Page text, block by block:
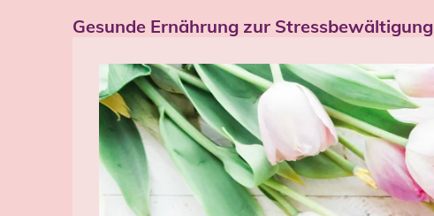
Gesunde Ernährung zur Stressbewältigung